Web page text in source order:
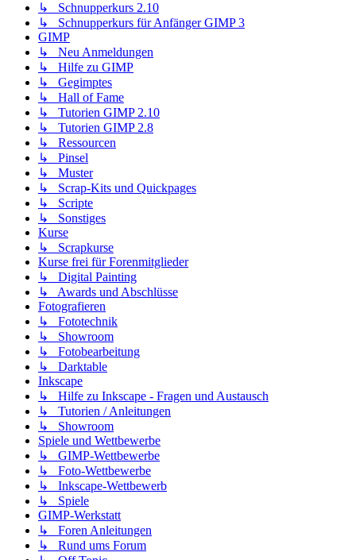
↳ Schnupperkurs 2.10
↳ Schnupperkurs für Anfänger GIMP 3
GIMP
↳ Neu Anmeldungen
↳ Hilfe zu GIMP
↳ Gegimptes
↳ Hall of Fame
↳ Tutorien GIMP 2.10
↳ Tutorien GIMP 2.8
↳ Ressourcen
↳ Pinsel
↳ Muster
↳ Scrap-Kits und Quickpages
↳ Scripte
↳ Sonstiges
Kurse
↳ Scrapkurse
Kurse frei für Forenmitglieder
↳ Digital Painting
↳ Awards und Abschlüsse
Fotografieren
↳ Fototechnik
↳ Showroom
↳ Fotobearbeitung
↳ Darktable
Inkscape
↳ Hilfe zu Inkscape - Fragen und Austausch
↳ Tutorien / Anleitungen
↳ Showroom
Spiele und Wettbewerbe
↳ GIMP-Wettbewerbe
↳ Foto-Wettbewerbe
↳ Inkscape-Wettbewerb
↳ Spiele
GIMP-Werkstatt
↳ Foren Anleitungen
↳ Rund ums Forum